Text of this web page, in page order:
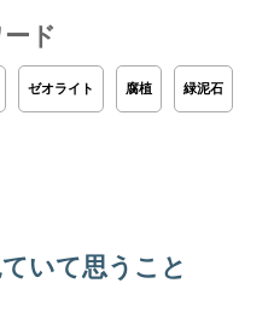
ド
ゼオライト 腐植 緑泥石
いて思うこと